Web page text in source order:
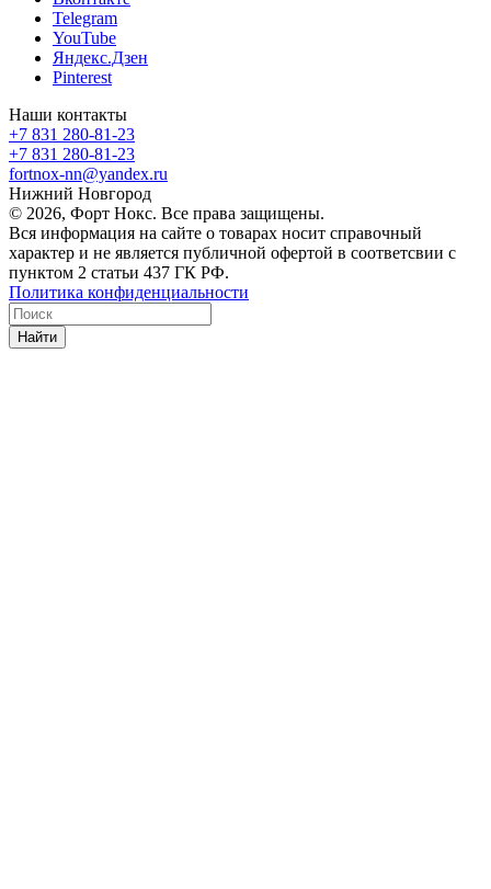
Telegram
YouTube
Яндекс.Дзен
Pinterest
Наши контакты
+7 831 280-81-23
+7 831 280-81-23
fortnox-nn@yandex.ru
Нижний Новгород
© 2026, Форт Нокс. Все права защищены.
Вся информация на сайте о товарах носит справочный
характер и не является публичной офертой в соответсвии с
пунктом 2 статьи 437 ГК РФ.
Политика конфиденциальности
Найти